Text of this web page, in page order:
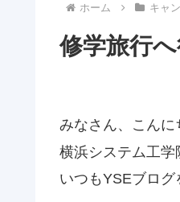
ホーム キャ
修学旅行
みなさん、こんに
横浜システム工学
いつもYSEブロ